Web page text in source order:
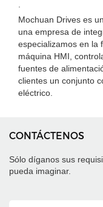
Mochuan Drives es
una empresa de
especializamos en la
máquina HMI,
fuentes de
clientes un conjunto
eléctrico.
CONTÁCTENOS
Sólo díganos sus
pueda imaginar.